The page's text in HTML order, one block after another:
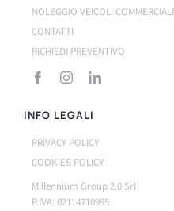
NOLEGGIO VEICOLI COMMERCIALI
CONTATTI
RICHIEDI PREVENTIVO
INFO LEGALI
PRIVACY POLICY
COOKIES POLICY
Millennium Group 2.0 Srl
P.IVA: 02114710995